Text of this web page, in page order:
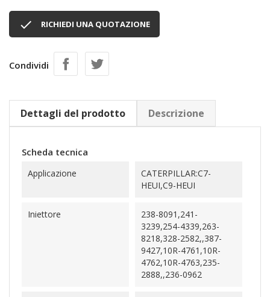
 RICHIEDI UNA QUOTAZIONE
Condividi
Dettagli del prodotto Descrizione
Scheda tecnica
Applicazione
CATERPILLAR:C7-
HEUI,C9-HEUI
Iniettore
238-8091,241-
3239,254-4339,263-
8218,328-2582,,387-
9427,10R-4761,10R-
4762,10R-4763,235-
2888,,236-0962